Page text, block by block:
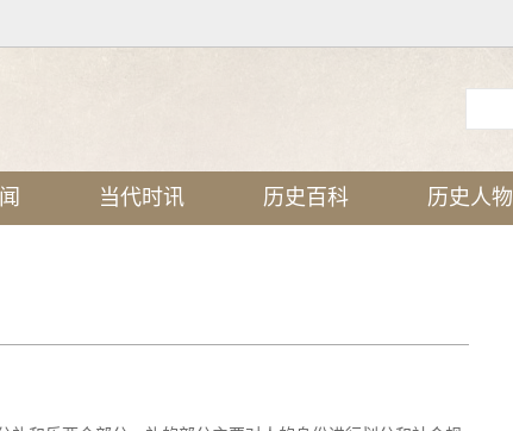
当代时讯 历史百科 历史人物